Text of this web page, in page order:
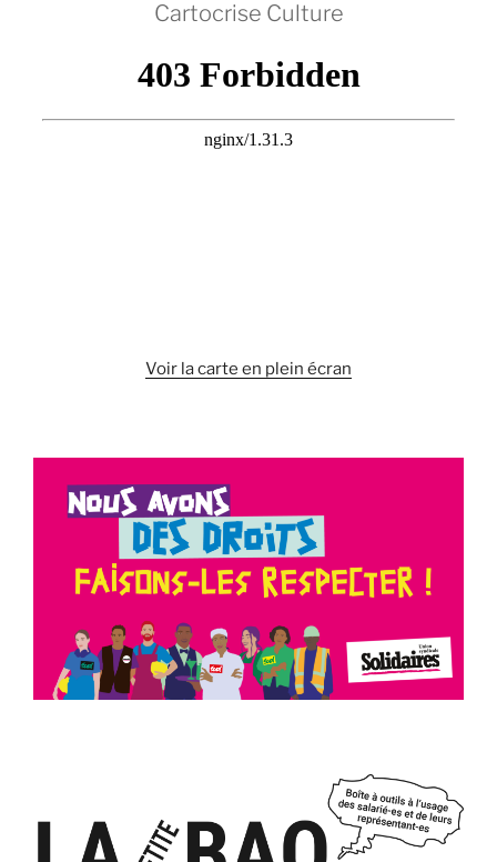
Cartocrise Culture
Voir la carte en plein écran